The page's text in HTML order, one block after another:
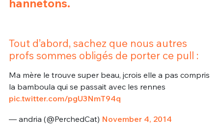
hannetons.
Tout d’abord, sachez que nous autres
profs sommes obligés de porter ce pull :
Ma mère le trouve super beau, jcrois elle a pas compris
la bamboula qui se passait avec les rennes
pic.twitter.com/pgU3NmT94q
— andria (@PerchedCat) November 4, 2014